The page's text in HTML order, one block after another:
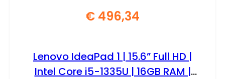
€ 496,34
Lenovo IdeaPad 1 | 15.6” Full HD |
Intel Core i5-1335U | 16GB RAM |